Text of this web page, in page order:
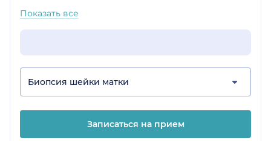
Показать все
Биопсия шейки матки
Записаться на прием